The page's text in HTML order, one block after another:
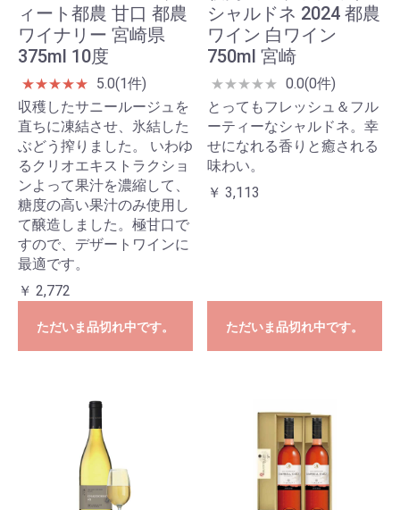
ィート都農 甘口 都農
ワイナリー 宮崎県
375ml 10度
★★★★★
5.0(1件)
収穫したサニールージュを
直ちに凍結させ、氷結した
ぶどう搾りました。 いわゆ
るクリオエキストラクショ
ンよって果汁を濃縮して、
糖度の高い果汁のみ使用し
て醸造しました。極甘口で
すので、デザートワインに
最適です。
￥ 2,772
ただいま品切れ中です。
シャルドネ 2024 都農
ワイン 白ワイン
750ml 宮崎
★★★★★ 0.0(0件)
とってもフレッシュ＆フル
ーティーなシャルドネ。幸
せになれる香りと癒される
味わい。
￥ 3,113
ただいま品切れ中です。